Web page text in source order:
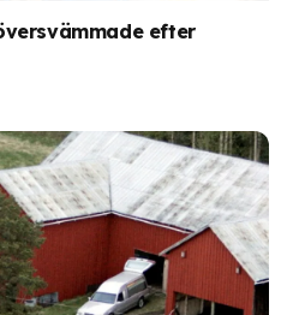
efter